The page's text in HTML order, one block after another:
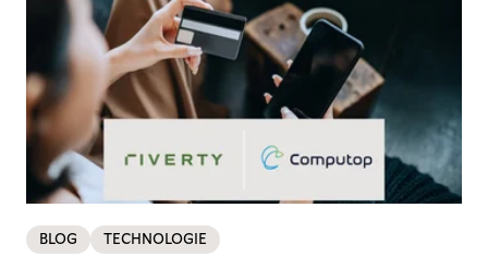
BLOG TECHNOLOGIE